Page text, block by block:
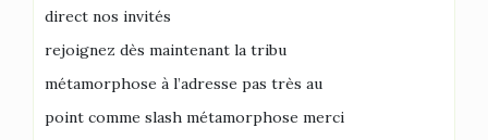
direct nos invités
rejoignez dès maintenant la tribu
métamorphose à l’adresse pas très au
point comme slash métamorphose merci